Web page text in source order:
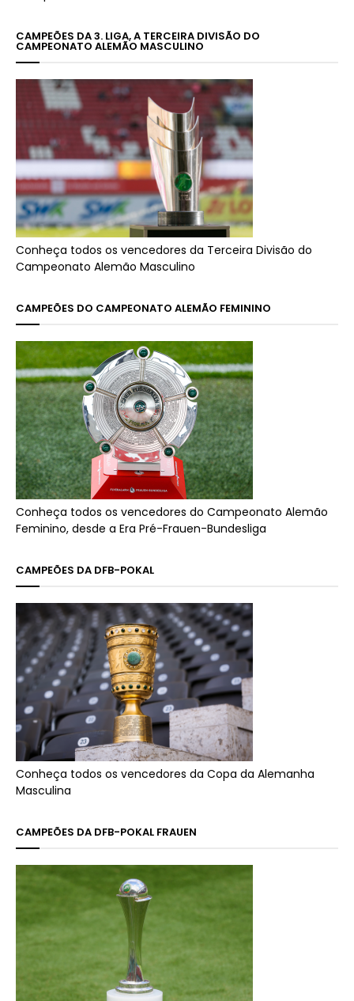
CAMPEÕES DA 3. LIGA, A TERCEIRA DIVISÃO DO
CAMPEONATO ALEMÃO MASCULINO
Conheça todos os vencedores da Terceira Divisão do
Campeonato Alemão Masculino
CAMPEÕES DO CAMPEONATO ALEMÃO FEMININO
Conheça todos os vencedores do Campeonato Alemão
Feminino, desde a Era Pré-Frauen-Bundesliga
CAMPEÕES DA DFB-POKAL
Conheça todos os vencedores da Copa da Alemanha
Masculina
CAMPEÕES DA DFB-POKAL FRAUEN